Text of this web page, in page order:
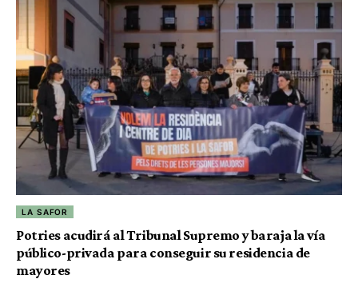
LA SAFOR
Potries acudirá al Tribunal Supremo y baraja la vía
público-privada para conseguir su residencia de
mayores